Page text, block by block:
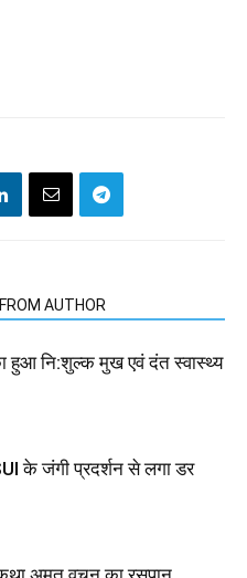
AUTHOR
का हुआ नि:शुल्क मुख एवं दंत स्वास्थ्य
के जंगी प्रदर्शन से लगा डर